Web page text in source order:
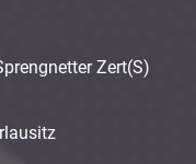
Zert(S)